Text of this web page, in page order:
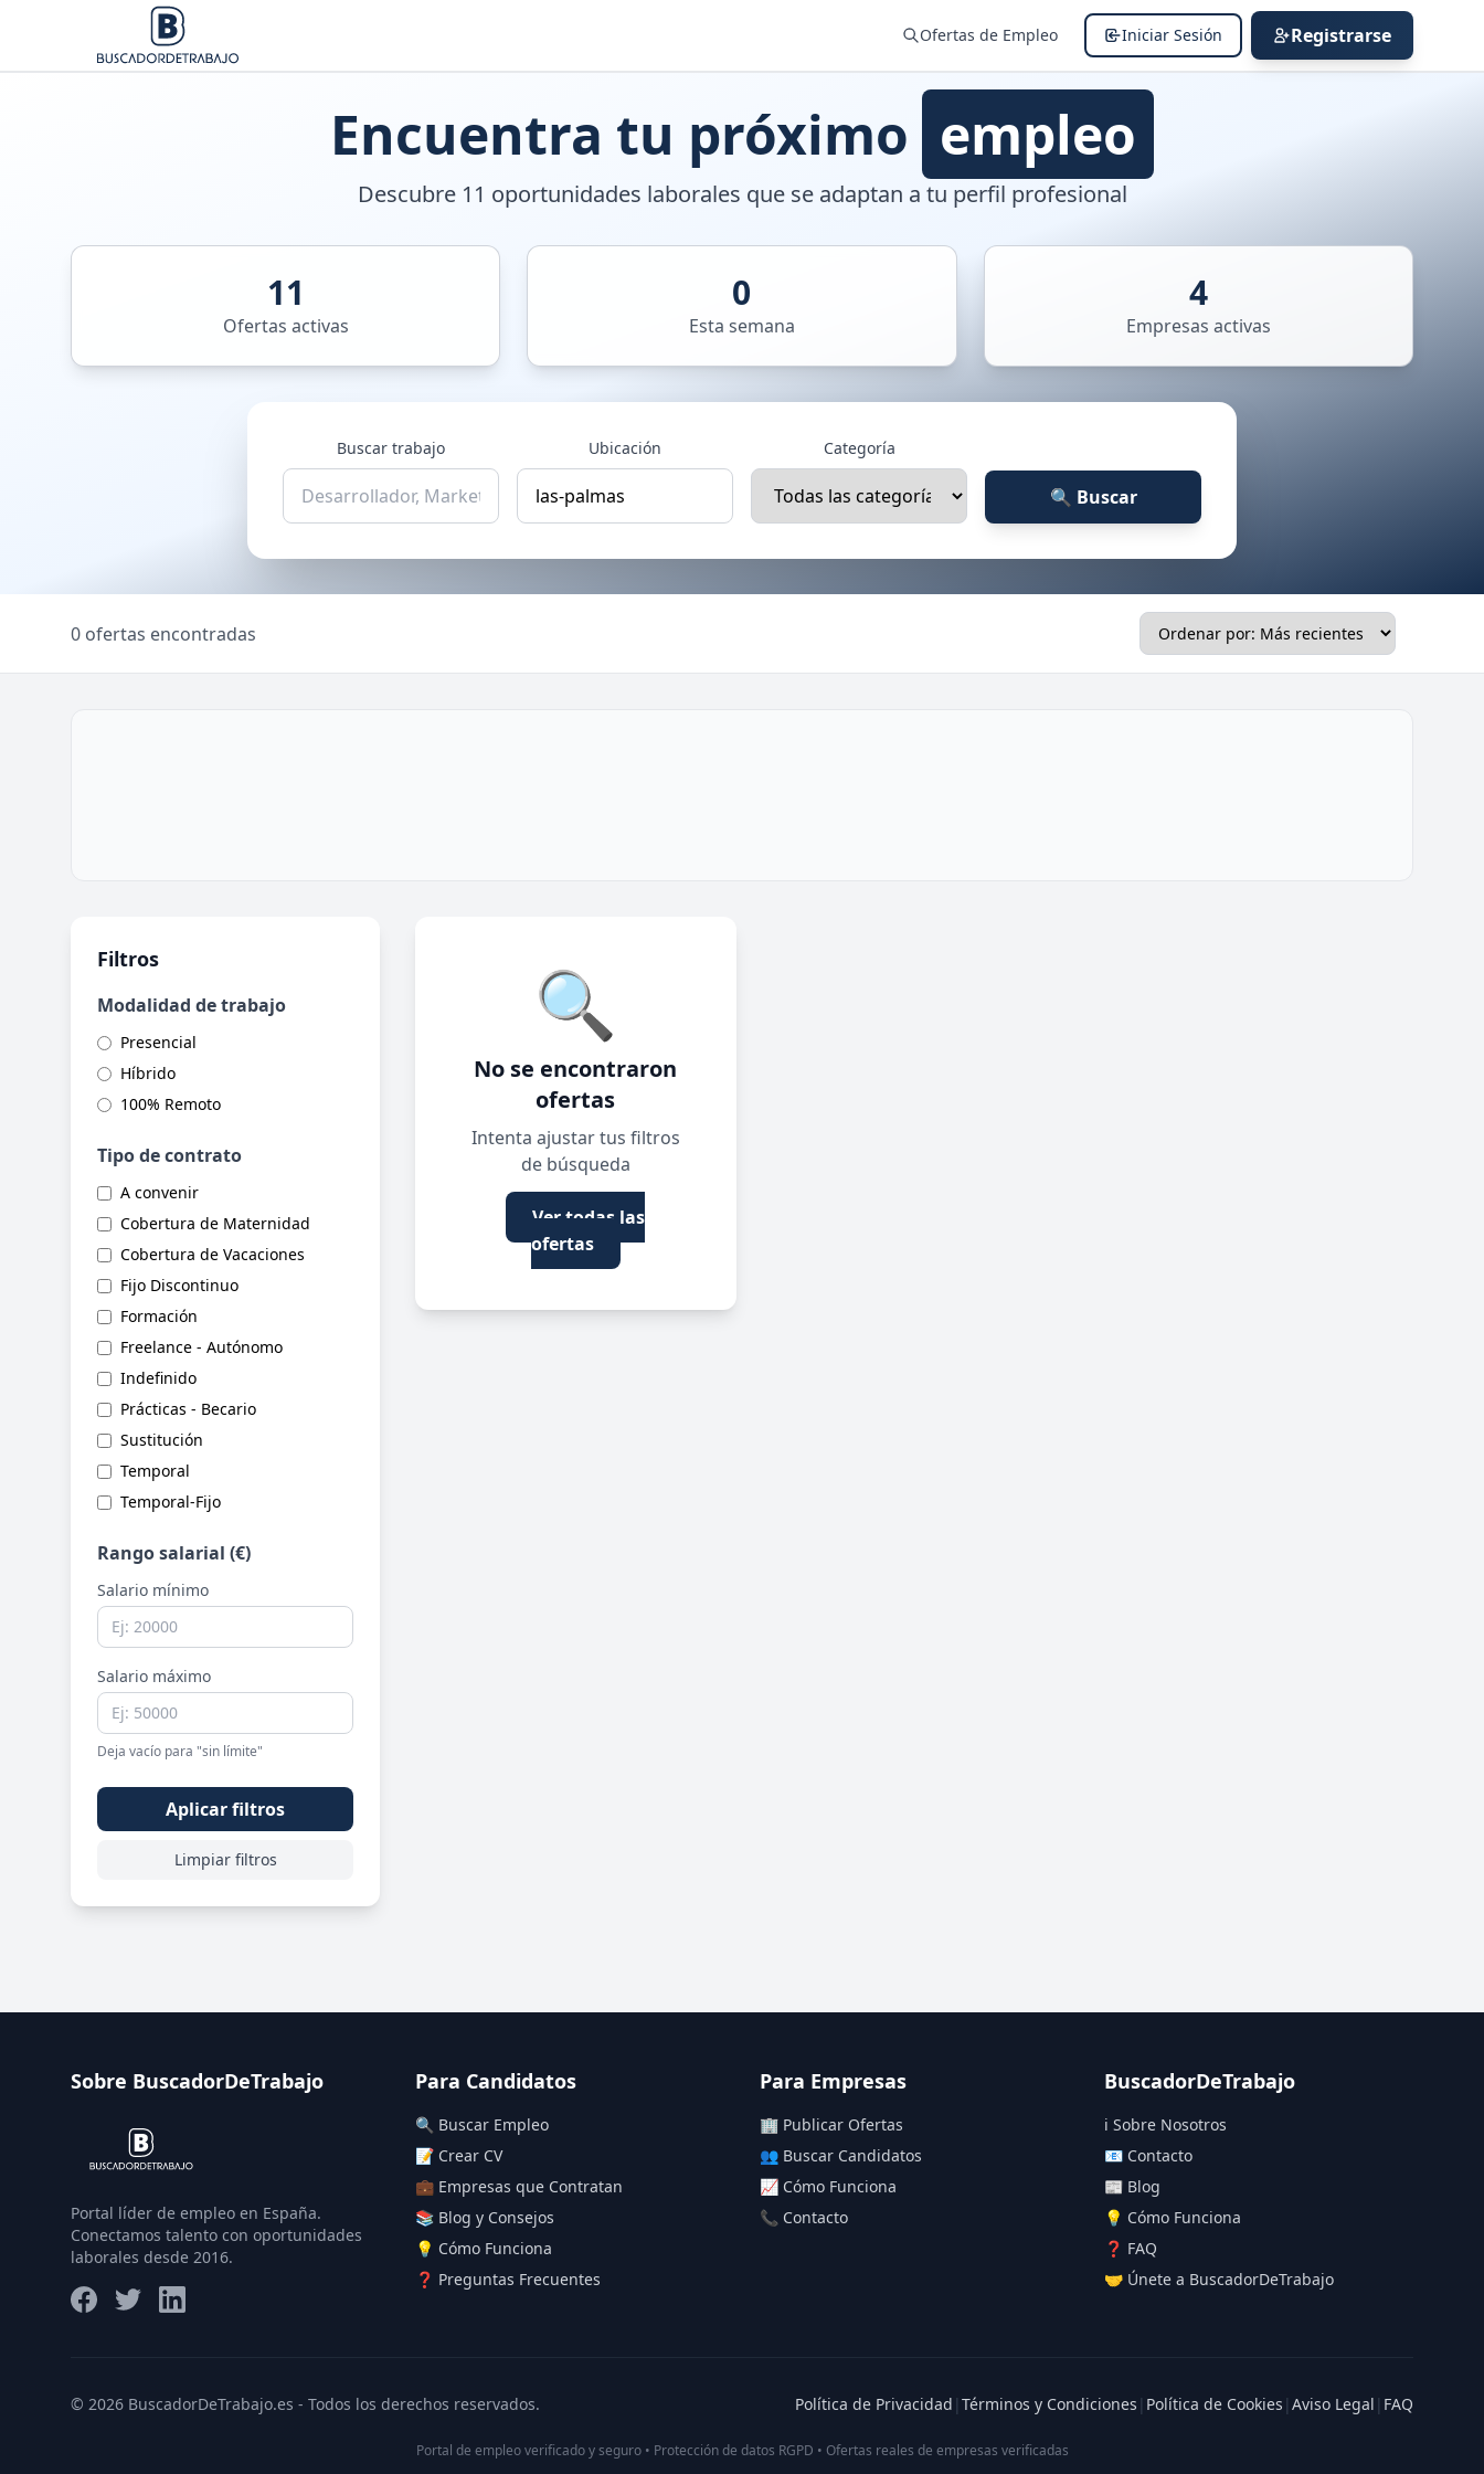
Ofertas de Empleo Iniciar Sesión Registrarse
Encuentra tu próximo empleo
Descubre 11 oportunidades laborales que se adaptan a tu perfil profesional
11
Ofertas activas
0
Esta semana
4
Empresas activas
Buscar trabajo Ubicación Categoría
🔍 Buscar
0 ofertas encontradas
Filtros
Modalidad de trabajo
Presencial
Híbrido
100% Remoto
Tipo de contrato
A convenir
Cobertura de Maternidad
Cobertura de Vacaciones
Fijo Discontinuo
Formación
Freelance - Autónomo
Indefinido
Prácticas - Becario
Sustitución
Temporal
Temporal-Fijo
Rango salarial (€)
Salario mínimo
Salario máximo
Deja vacío para "sin límite"
Aplicar filtros
Limpiar filtros
🔍
No se encontraron
ofertas
Intenta ajustar tus filtros
de búsqueda
Ver todas las
ofertas
Sobre BuscadorDeTrabajo
Portal líder de empleo en España.
Conectamos talento con oportunidades
laborales desde 2016.
Para Candidatos
🔍 Buscar Empleo
📝 Crear CV
💼 Empresas que Contratan
📚 Blog y Consejos
💡 Cómo Funciona
❓ Preguntas Frecuentes
Para Empresas
🏢 Publicar Ofertas
👥 Buscar Candidatos
📈 Cómo Funciona
📞 Contacto
BuscadorDeTrabajo
ℹ️ Sobre Nosotros
📧 Contacto
📰 Blog
💡 Cómo Funciona
❓ FAQ
🤝 Únete a BuscadorDeTrabajo
© 2026 BuscadorDeTrabajo.es - Todos los derechos reservados. Política de Privacidad | Términos y Condiciones | Política de Cookies | Aviso Legal | FAQ
Portal de empleo verificado y seguro • Protección de datos RGPD • Ofertas reales de empresas verificadas